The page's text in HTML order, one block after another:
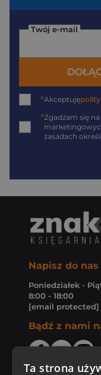
Twój e-mail
*Akceptuję
*Zgadzam się
zasadach
Napisz do nas
Poniedziałek -
8:00 - 18:00
[email protected]
Bądź z nami
Ta strona